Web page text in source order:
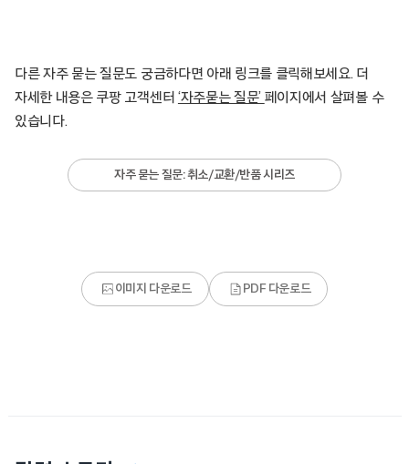
다른 자주 묻는 질문도 궁금하다면 아래 링크를 클릭해보세요. 더
자세한 내용은 쿠팡 고객센터 ‘자주묻는 질문’ 페이지에서 살펴볼 수
있습니다.
자주 묻는 질문: 취소/교환/반품 시리즈
이미지 다운로드 PDF 다운로드